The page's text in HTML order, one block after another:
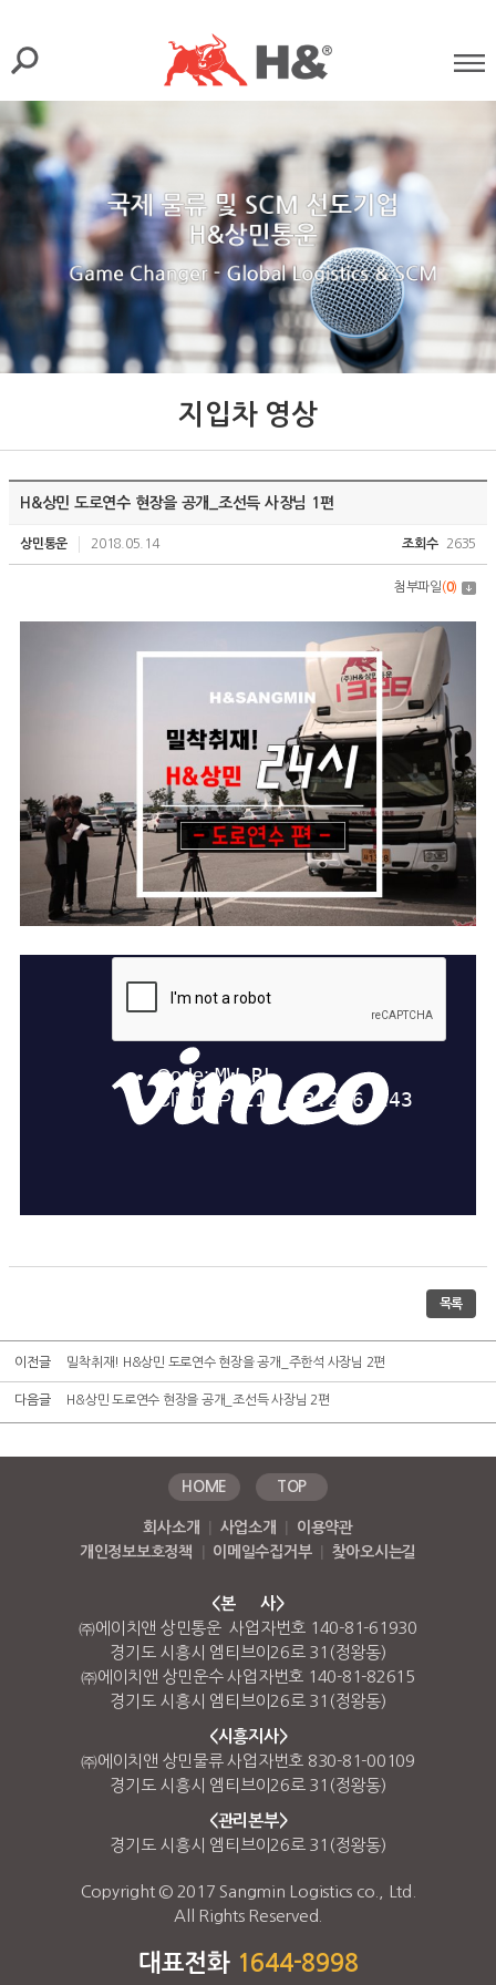
지입차 영상
H&상민 도로연수 현장을 공개_조선득 사장님 1편
상민통운 2018.05.14 조회수 2635
첨부파일(0)
목록
이전글 밀착취재! H&상민 도로연수 현장을 공개_주한석 사장님 2편
다음글 H&상민 도로연수 현장을 공개_조선득 사장님 2편
HOME TOP
회사소개 사업소개
이용약관
개인정보보호정책
이메일수집거부 찾아오시는길
<본 사>
㈜에이치앤 상민통운 사업자번호 140-81-61930
경기도 시흥시 엠티브이26로 31(정왕동)
㈜에이치앤 상민운수 사업자번호 140-81-82615
경기도 시흥시 엠티브이26로 31(정왕동)
<시흥지사>
㈜에이치앤 상민물류 사업자번호 830-81-00109
경기도 시흥시 엠티브이26로 31(정왕동)
<관리본부>
경기도 시흥시 엠티브이26로 31(정왕동)
Copyright © 2017 Sangmin Logistics co., Ltd.
All Rights Reserved.
대표전화 1644-8998